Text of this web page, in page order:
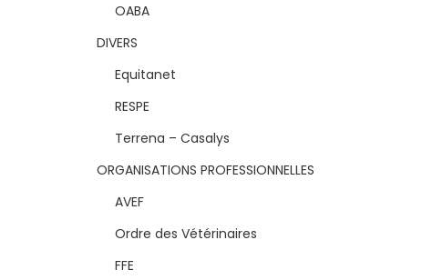
OABA
DIVERS
Equitanet
RESPE
Terrena – Casalys
ORGANISATIONS PROFESSIONNELLES
AVEF
Ordre des Vétérinaires
FFE